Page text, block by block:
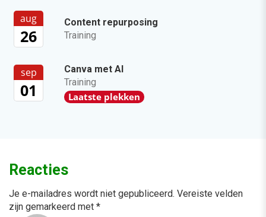
aug
26
Content repurposing
Training
sep
01
Canva met AI
Training
Laatste plekken
Reacties
Je e-mailadres wordt niet gepubliceerd. Vereiste velden
zijn gemarkeerd met *